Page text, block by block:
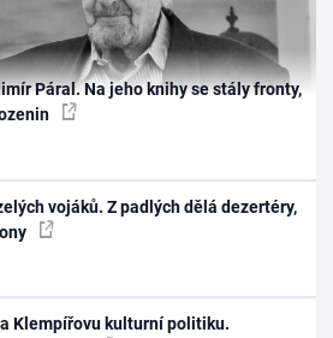
Páral. Na jeho knihy se stály fronty,
vojáků. Z padlých dělá dezertéry,
Klempířovu kulturní politiku.